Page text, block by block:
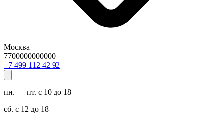
Москва
7700000000000
29 24 211 994 7+
пн. — пт. с 10 до 18
сб. с 12 до 18